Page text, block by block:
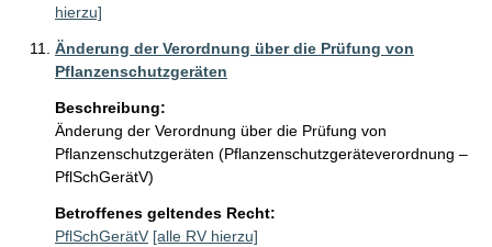
hierzu]
Änderung der Verordnung über die Prüfung von
Pflanzenschutzgeräten
Beschreibung:
Änderung der Verordnung über die Prüfung von
Pflanzenschutzgeräten (Pflanzenschutzgeräteverordnung –
PflSchGerätV)
Betroffenes geltendes Recht:
PflSchGerätV [alle RV hierzu]